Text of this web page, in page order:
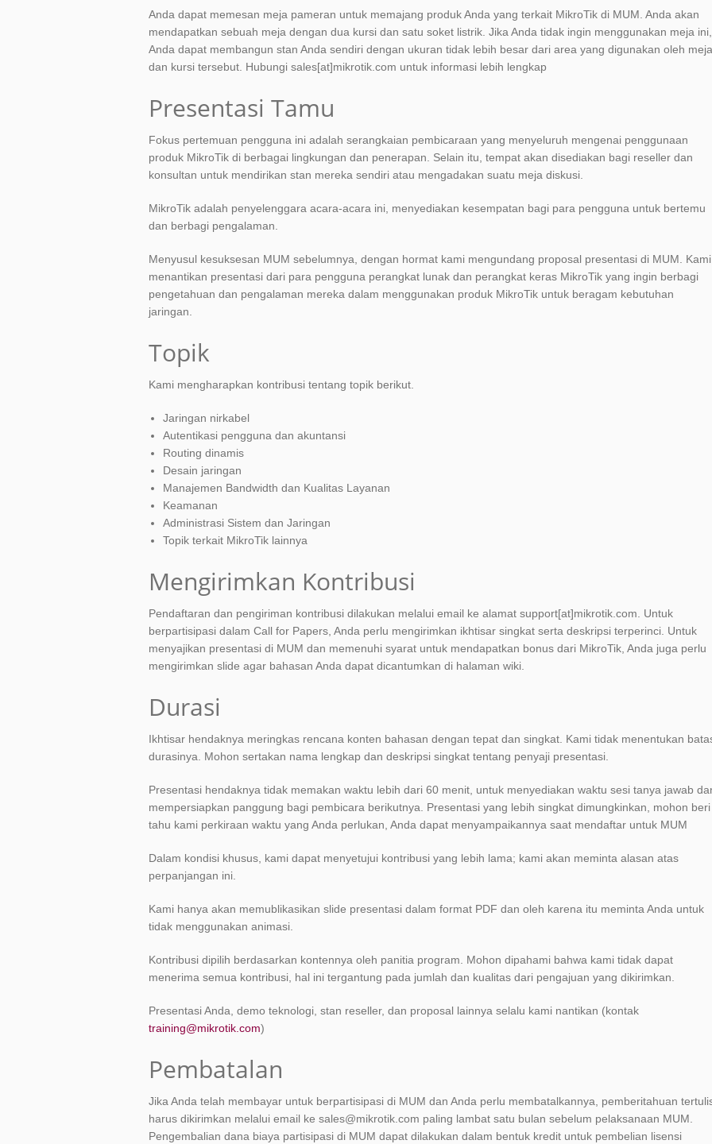
Anda dapat memesan meja pameran untuk memajang produk Anda yang terkait MikroTik di MUM. Anda akan
mendapatkan sebuah meja dengan dua kursi dan satu soket listrik. Jika Anda tidak ingin menggunakan meja ini,
Anda dapat membangun stan Anda sendiri dengan ukuran tidak lebih besar dari area yang digunakan oleh meja
dan kursi tersebut. Hubungi sales[at]mikrotik.com untuk informasi lebih lengkap
Presentasi Tamu
Fokus pertemuan pengguna ini adalah serangkaian pembicaraan yang menyeluruh mengenai penggunaan
produk MikroTik di berbagai lingkungan dan penerapan. Selain itu, tempat akan disediakan bagi reseller dan
konsultan untuk mendirikan stan mereka sendiri atau mengadakan suatu meja diskusi.
MikroTik adalah penyelenggara acara-acara ini, menyediakan kesempatan bagi para pengguna untuk bertemu
dan berbagi pengalaman.
Menyusul kesuksesan MUM sebelumnya, dengan hormat kami mengundang proposal presentasi di MUM. Kami
menantikan presentasi dari para pengguna perangkat lunak dan perangkat keras MikroTik yang ingin berbagi
pengetahuan dan pengalaman mereka dalam menggunakan produk MikroTik untuk beragam kebutuhan
jaringan.
Topik
Kami mengharapkan kontribusi tentang topik berikut.
Jaringan nirkabel
Autentikasi pengguna dan akuntansi
Routing dinamis
Desain jaringan
Manajemen Bandwidth dan Kualitas Layanan
Keamanan
Administrasi Sistem dan Jaringan
Topik terkait MikroTik lainnya
Mengirimkan Kontribusi
Pendaftaran dan pengiriman kontribusi dilakukan melalui email ke alamat support[at]mikrotik.com. Untuk
berpartisipasi dalam Call for Papers, Anda perlu mengirimkan ikhtisar singkat serta deskripsi terperinci. Untuk
menyajikan presentasi di MUM dan memenuhi syarat untuk mendapatkan bonus dari MikroTik, Anda juga perlu
mengirimkan slide agar bahasan Anda dapat dicantumkan di halaman wiki.
Durasi
Ikhtisar hendaknya meringkas rencana konten bahasan dengan tepat dan singkat. Kami tidak menentukan
durasinya. Mohon sertakan nama lengkap dan deskripsi singkat tentang penyaji presentasi.
Presentasi hendaknya tidak memakan waktu lebih dari 60 menit, untuk menyediakan waktu sesi tanya jawab
mempersiapkan panggung bagi pembicara berikutnya. Presentasi yang lebih singkat dimungkinkan, mohon beri
tahu kami perkiraan waktu yang Anda perlukan, Anda dapat menyampaikannya saat mendaftar untuk MUM
Dalam kondisi khusus, kami dapat menyetujui kontribusi yang lebih lama; kami akan meminta alasan atas
perpanjangan ini.
Kami hanya akan memublikasikan slide presentasi dalam format PDF dan oleh karena itu meminta Anda untuk
tidak menggunakan animasi.
Kontribusi dipilih berdasarkan kontennya oleh panitia program. Mohon dipahami bahwa kami tidak dapat
menerima semua kontribusi, hal ini tergantung pada jumlah dan kualitas dari pengajuan yang dikirimkan.
Presentasi Anda, demo teknologi, stan reseller, dan proposal lainnya selalu kami nantikan (kontak
training@mikrotik.com)
Pembatalan
Jika Anda telah membayar untuk berpartisipasi di MUM dan Anda perlu membatalkannya, pemberitahuan
harus dikirimkan melalui email ke sales@mikrotik.com paling lambat satu bulan sebelum pelaksanaan MUM.
Pengembalian dana biaya partisipasi di MUM dapat dilakukan dalam bentuk kredit untuk pembelian lisensi